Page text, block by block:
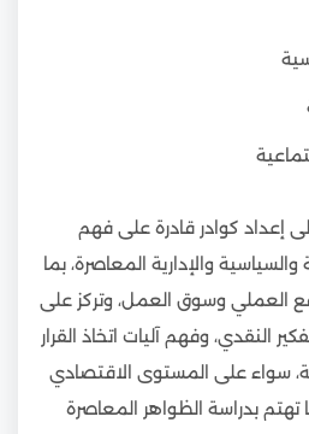
إعداد كوادر قادرة على فهم
والإدارية المعاصرة، بما
العملي وسوق العمل، وتركز على
النقدي، وفهم آليات اتخاذ القرار
سواء على المستوى الاقتصادي
تهتم بدراسة الظواهر المعاصرة